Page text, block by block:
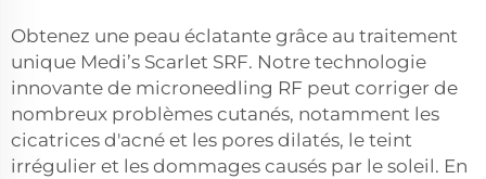
Obtenez une peau éclatante grâce au traitement
unique Medi’s Scarlet SRF. Notre technologie
innovante de microneedling RF peut corriger de
nombreux problèmes cutanés, notamment les
cicatrices d'acné et les pores dilatés, le teint
irrégulier et les dommages causés par le soleil. En